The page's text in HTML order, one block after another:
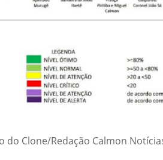
do Clone/Redação Calmon